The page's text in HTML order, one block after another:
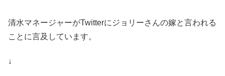
清水マネージャーがTwitterにジョリーさんの嫁と言われる
ことに言及しています。
↓